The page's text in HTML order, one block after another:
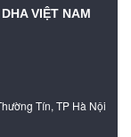
VIỆT NAM
Tín, TP Hà Nội